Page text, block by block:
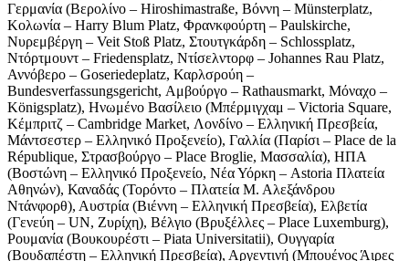
Γερμανία (Βερολίνο – Hiroshimastraße, Βόννη – Münsterplatz,
Κολωνία – Harry Blum Platz, Φρανκφούρτη – Paulskirche,
Νυρεμβέργη – Veit Stoß Platz, Στουτγκάρδη – Schlossplatz,
Ντόρτμουντ – Friedensplatz, Ντίσελντορφ – Johannes Rau Platz,
Αννόβερο – Goseriedeplatz, Καρλσρούη –
Bundesverfassungsgericht, Αμβούργο – Rathausmarkt, Μόναχο –
Königsplatz), Ηνωμένο Βασίλειο (Μπέρμιγχαμ – Victoria Square,
Κέμπριτζ – Cambridge Market, Λονδίνο – Ελληνική Πρεσβεία,
Μάντσεστερ – Ελληνικό Προξενείο), Γαλλία (Παρίσι – Place de la
République, Στρασβούργο – Place Broglie, Μασσαλία), ΗΠΑ
(Βοστώνη – Ελληνικό Προξενείο, Νέα Υόρκη – Astoria Πλατεία
Αθηνών), Καναδάς (Τορόντο – Πλατεία Μ. Αλεξάνδρου
Ντάνφορθ), Αυστρία (Βιέννη – Ελληνική Πρεσβεία), Ελβετία
(Γενεύη – UN, Ζυρίχη), Βέλγιο (Βρυξέλλες – Place Luxemburg),
Ρουμανία (Βουκουρέστι – Piata Universitatii), Ουγγαρία
(Βουδαπέστη – Ελληνική Πρεσβεία), Αργεντινή (Μπουένος Άιρες